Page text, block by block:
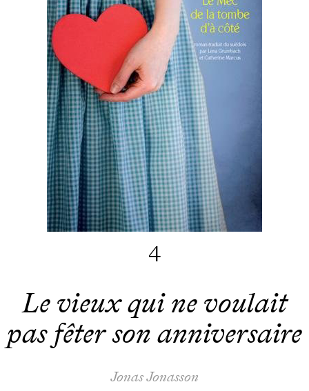
4
Le vieux qui ne voulait
pas fêter son anniversaire
Jonas Jonasson